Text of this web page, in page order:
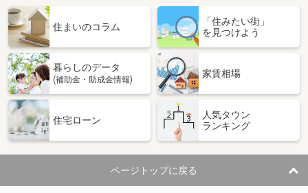
住まいのコラム
「住みたい街」
を見つけよう
暮らしのデータ
(補助金・助成金情報)
家賃相場
住宅ローン
人気タウン
ランキング
ページトップに戻る